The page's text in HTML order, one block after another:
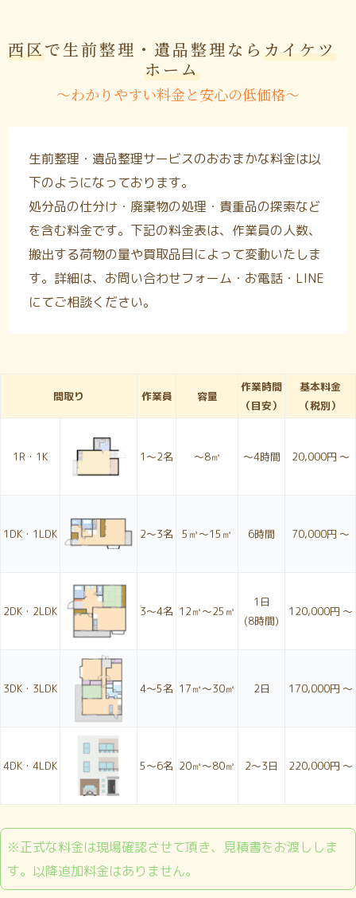
西区で生前整理・遺品整理なら カイケツ
ホーム
〜わかりやすい料金と安心の低価格〜
生前整理・遺品整理サービスのおおまかな料金は以
下のようになっております。
処分品の仕分け・廃棄物の処理・貴重品の探索など
を含む料金です。下記の料金表は、作業員の人数、
搬出する荷物の量や買取品目によって変動いたしま
す。詳細は、お問い合わせフォーム・お電話・LINE
にてご相談ください。
間取り 作業員 容量
作業時間
（目安）
基本料金
（税別）
1R・1K 1〜2名 ～8㎥ ～4時間 20,000円 ～
1DK・1LDK 2〜3名 5㎥～15㎥ 6時間 70,000円 ～
2DK・2LDK 3〜4名 12㎥～25㎥
1日
(8時間)
120,000円 ～
3DK・3LDK 4〜5名 17㎥～30㎥ 2日 170,000円 ～
4DK・4LDK 5〜6名 20㎥～80㎥ 2〜3日 220,000円 ～
※正式な料金は現場確認させて頂き、見積書をお渡ししま
す。以降追加料金はありません。